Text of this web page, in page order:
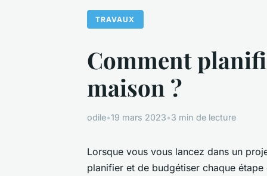
TRAVAUX
Comment
maison ?
odile•19 mars 2023•3 min de lecture
Lorsque vous vous lancez dans un
planifier et de budgétiser chaque